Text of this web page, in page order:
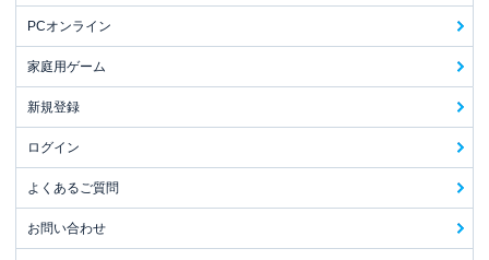
PCオンライン
家庭用ゲーム
新規登録
ログイン
よくあるご質問
お問い合わせ